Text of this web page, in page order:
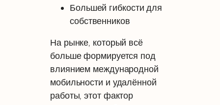
Большей гибкости для
собственников
На рынке, который всё
больше формируется под
влиянием международной
мобильности и удалённой
работы, этот фактор